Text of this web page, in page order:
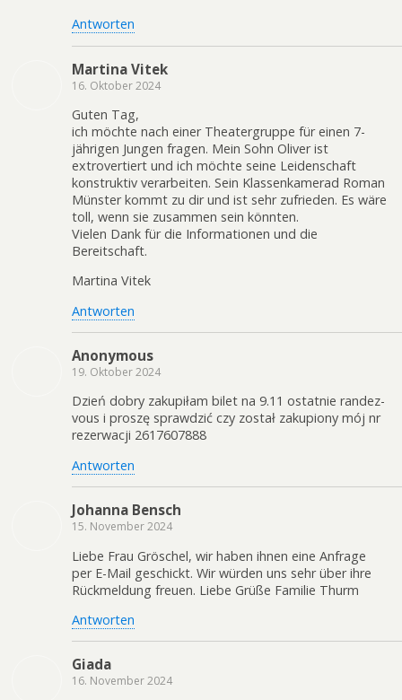
Antworten
Martina Vitek
16. Oktober 2024
Guten Tag,
ich möchte nach einer Theatergruppe für einen 7-
jährigen Jungen fragen. Mein Sohn Oliver ist
extrovertiert und ich möchte seine Leidenschaft
konstruktiv verarbeiten. Sein Klassenkamerad Roman
Münster kommt zu dir und ist sehr zufrieden. Es wäre
toll, wenn sie zusammen sein könnten.
Vielen Dank für die Informationen und die
Bereitschaft.
Martina Vitek
Antworten
Anonymous
19. Oktober 2024
Dzień dobry zakupiłam bilet na 9.11 ostatnie randez-
vous i proszę sprawdzić czy został zakupiony mój nr
rezerwacji 2617607888
Antworten
Johanna Bensch
15. November 2024
Liebe Frau Gröschel, wir haben ihnen eine Anfrage
per E-Mail geschickt. Wir würden uns sehr über ihre
Rückmeldung freuen. Liebe Grüße Familie Thurm
Antworten
Giada
16. November 2024